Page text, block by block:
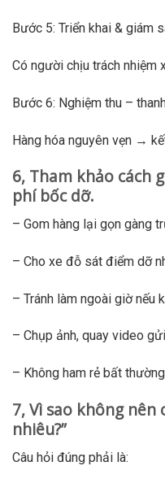
Bước 5: Triển khai & giám
Có người chịu trách nhiệm
Bước 6: Nghiệm thu –
Hàng hóa nguyên vẹn →
6, Tham khảo cách
phí bốc dỡ.
– Gom hàng lại gọn gàng
– Cho xe đỗ sát điểm dỡ
– Tránh làm ngoài giờ nếu
– Chụp ảnh, quay video
– Không ham rẻ bất
7, Vì sao không nên
nhiêu?”
Câu hỏi đúng phải là: